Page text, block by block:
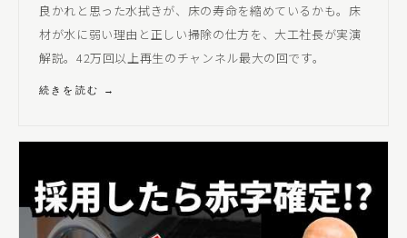
良かれと思った水拭きが、床の寿命を縮めているかも。床
材が水に弱い理由と正しい掃除の仕方を、 大工社長が実演
解説。42万回以上再生のチャンネル最大の回です。
続きを読む →